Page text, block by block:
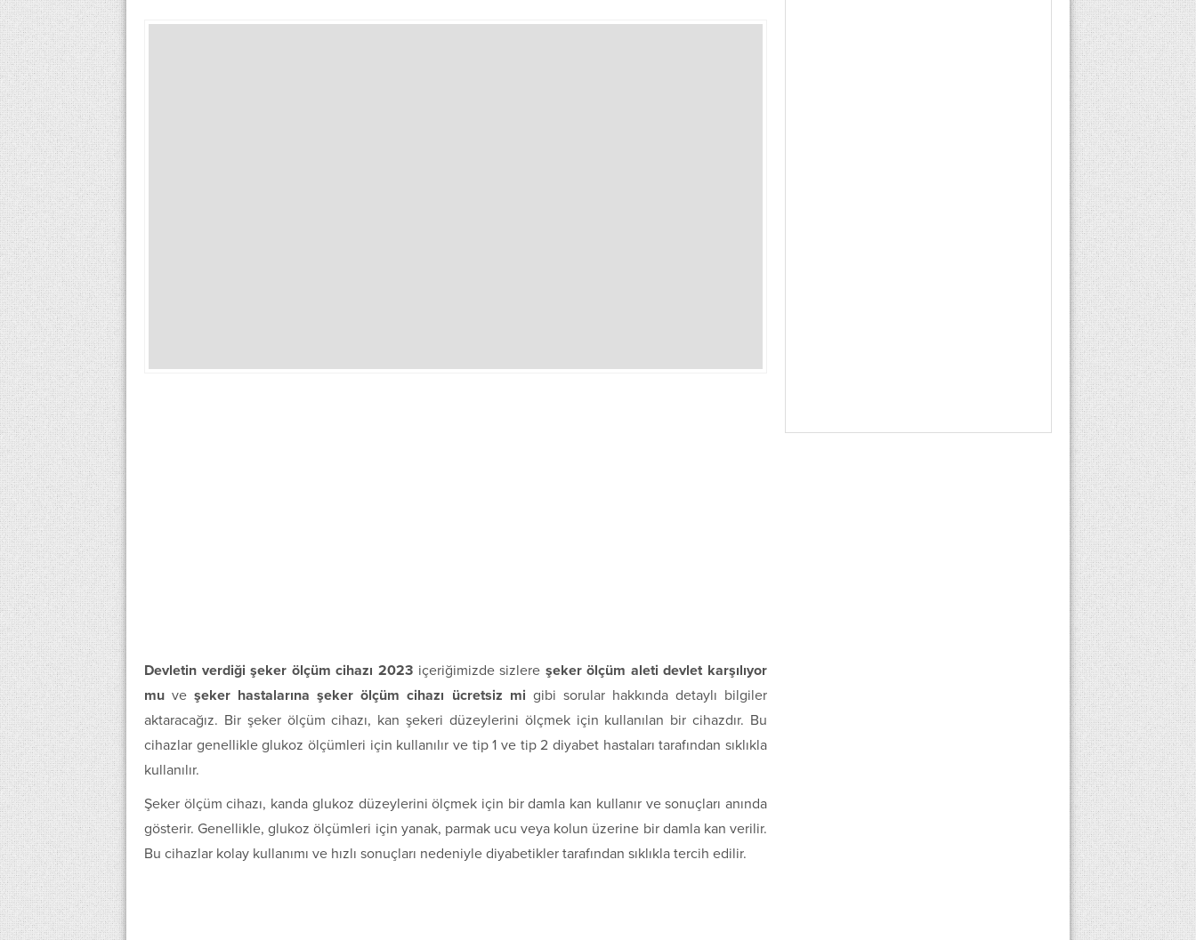
Devletin verdiği şeker ölçüm cihazı 2023içeriğimizde sizlere şeker ölçüm aleti devlet karşılıyor
mu veşeker hastalarına şeker ölçüm cihazı ücretsiz mi gibi sorular hakkında detaylı bilgiler
aktaracağız. Bir şeker ölçüm cihazı, kan şekeri düzeylerini ölçmek için kullanılan bir cihazdır. Bu
cihazlar genellikle glukoz ölçümleri için kullanılır ve tip 1 ve tip 2 diyabet hastaları tarafından sıklıkla
kullanılır.
Şeker ölçüm cihazı, kanda glukoz düzeylerini ölçmek için bir damla kan kullanır ve sonuçları anında
gösterir. Genellikle, glukoz ölçümleri için yanak, parmak ucu veya kolun üzerine bir damla kan verilir.
Bu cihazlar kolay kullanımı ve hızlı sonuçları nedeniyle diyabetikler tarafından sıklıkla tercih edilir.